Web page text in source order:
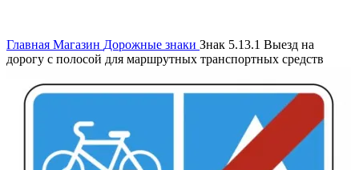
Главная Магазин Дорожные знаки Знак 5.13.1 Выезд на
дорогу с полосой для маршрутных транспортных средств